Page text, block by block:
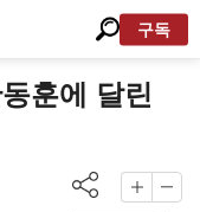
구독
훈에 달린